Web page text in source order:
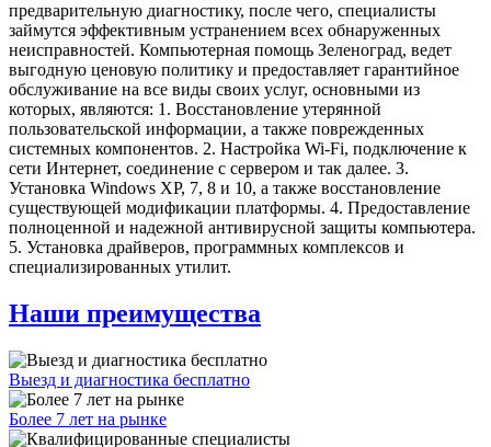
предварительную диагностику, после чего, специалисты
займутся эффективным устранением всех обнаруженных
неисправностей. Компьютерная помощь Зеленоград, ведет
выгодную ценовую политику и предоставляет гарантийное
обслуживание на все виды своих услуг, основными из
которых, являются: 1. Восстановление утерянной
пользовательской информации, а также поврежденных
системных компонентов. 2. Настройка Wi-Fi, подключение к
сети Интернет, соединение с сервером и так далее. 3.
Установка Windows XP, 7, 8 и 10, а также восстановление
существующей модификации платформы. 4. Предоставление
полноценной и надежной антивирусной защиты компьютера.
5. Установка драйверов, программных комплексов и
специализированных утилит.
Наши преимущества
Выезд и диагностика бесплатно
Более 7 лет на рынке